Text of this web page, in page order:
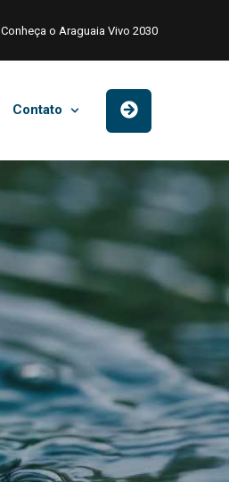
Conheça o Araguaia Vivo 2030
Contato